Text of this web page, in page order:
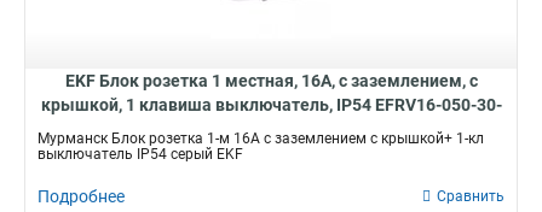
EKF Блок розетка 1 местная, 16А, с заземлением, с
крышкой, 1 клавиша выключатель, IP54 EFRV16-050-30-
Мурманск Блок розетка 1-м 16А с заземлением с крышкой+ 1-кл
выключатель IP54 серый EKF
Подробнее Сравнить